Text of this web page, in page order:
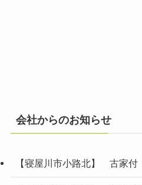
会社からのお知らせ
【寝屋川市小路北】 古家